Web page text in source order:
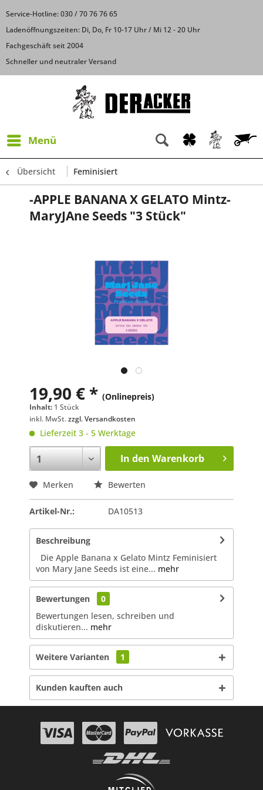
Service-Hotline: 030 / 70 76 76 65
Ladenöffnungszeiten: Di, Do, Fr 10-17 Uhr / Mi 12 - 20 Uhr
Fachgeschäft seit 2004
Schneller und neutraler Versand
Menü
Übersicht Feminisiert
-APPLE BANANA X GELATO Mintz-
MaryJAne Seeds "3 Stück"
19,90 € * (Onlinepreis)
Inhalt: 1 Stück
inkl. MwSt.zzgl. Versandkosten
Lieferzeit 3 - 5 Werktage
In den Warenkorb
Merken Bewerten
Artikel-Nr.: DA10513
Beschreibung
Die Apple Banana x Gelato Mintz Feminisiert
von Mary Jane Seeds ist eine... mehr
Bewertungen
0
Bewertungen lesen, schreiben und
diskutieren... mehr
Weitere Varianten 1
Kunden kauften auch